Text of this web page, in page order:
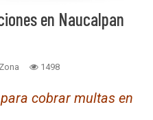
en Naucalpan
1498
cobrar multas en